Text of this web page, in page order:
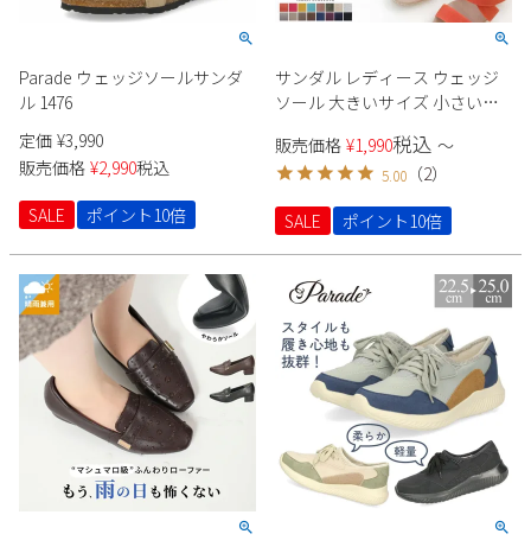
20
21 24 25
26
新規会員登録
会社概要
プライバシーポリシー
特定商取引法に基づく表示
お問い合わせ
Parade ウェッジソールサンダ
ル 1476
定価 ¥3,990
販売価格 ¥2,990税込
SALE
ポイント10倍
サンダル レディース ウェッジ
ソール 大きいサイズ 小さいサ
442
販売価格 ¥1,990税込 〜
5.00 （2）
SALE
ポイント10倍